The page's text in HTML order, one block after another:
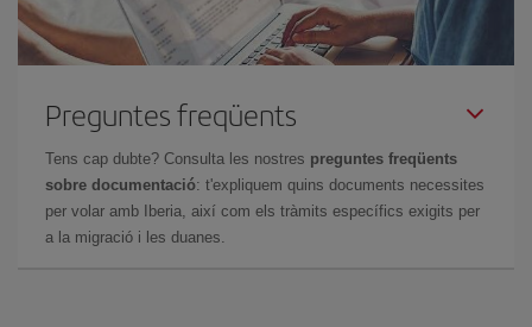
Preguntes freqüents
Tens cap dubte? Consulta les nostres preguntes freqüents
sobre documentació: t'expliquem quins documents necessites
per volar amb Iberia, així com els tràmits específics exigits per
a la migració i les duanes.